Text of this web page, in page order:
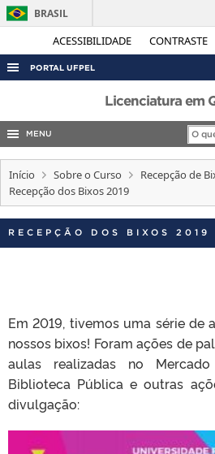
ACESSIBILIDADE CONTRASTE
BRASIL
PORTAL UFPEL
ACESSO À INFORMAÇÃO
AUDITORIA
CONCURSOS
EDITAIS
INTERNACIONAL
Licenciatura em
MENU
Início Sobre o Curso
Recepção de
Recepção dos Bixos 2019
RECEPÇÃO DOS BIXOS 2019
Em 2019, tivemos uma série de
nossos bixos! Foram ações de
aulas realizadas no
Biblioteca Pública e outras
divulgação: